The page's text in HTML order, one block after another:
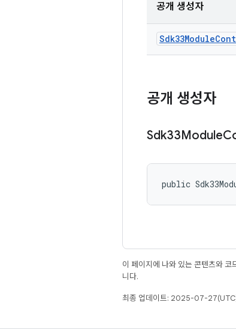
공개 생성자
Sdk33Module
공개 생성자
Sdk33Module
public
이 페이지에 나와 있는 콘텐츠와 코
니다.
최종 업데이트: 2025-07-